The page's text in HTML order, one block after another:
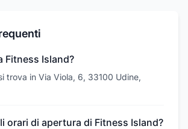
Fitness Island?
trova in Via Viola, 6, 33100 Udine,
orari di apertura di Fitness Island?